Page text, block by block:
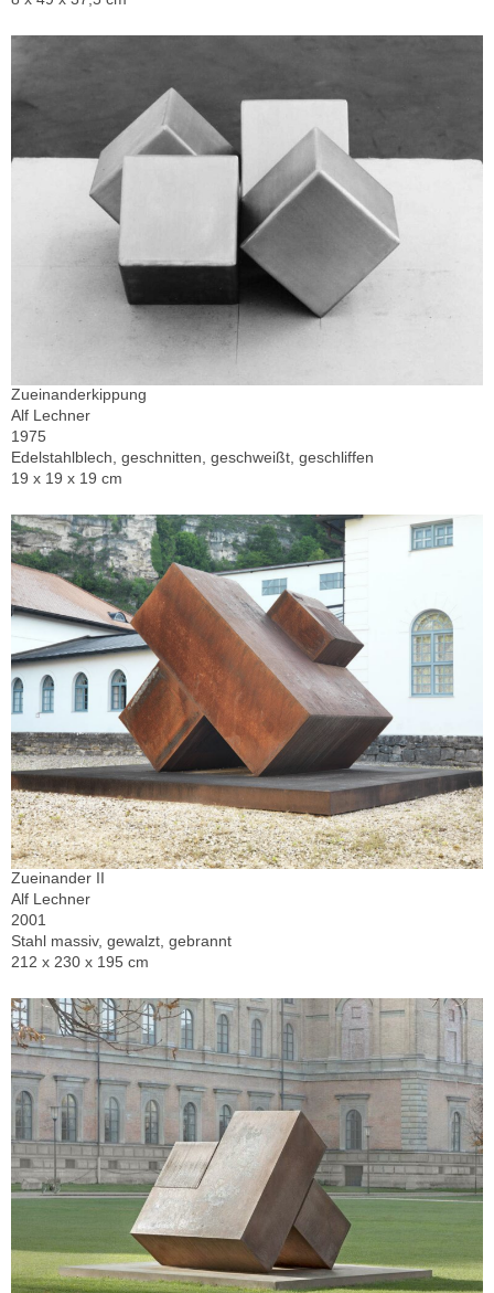
Zueinanderkippung
Alf Lechner
1975
Edelstahlblech, geschnitten, geschweißt, geschliffen
19 x 19 x 19 cm
Zueinander II
Alf Lechner
2001
Stahl massiv, gewalzt, gebrannt
212 x 230 x 195 cm